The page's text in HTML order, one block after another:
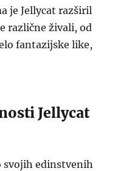
je Jellycat razširil
različne živali, od
fantazijske like,
Jellycat
svojih edinstvenih